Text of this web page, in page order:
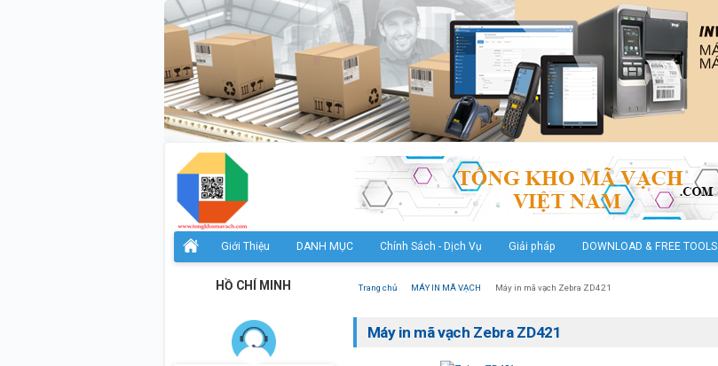
Giới Thiệu DANH MỤC Chính Sách - Dịch Vụ Giải pháp DOWNLOAD & FREE TOOLS
HỒ CHÍ MINH Trang chủ MÁY IN MÃ VẠCH Máy in mã vạch Zebra ZD421
Máy in mã vạch Zebra ZD421